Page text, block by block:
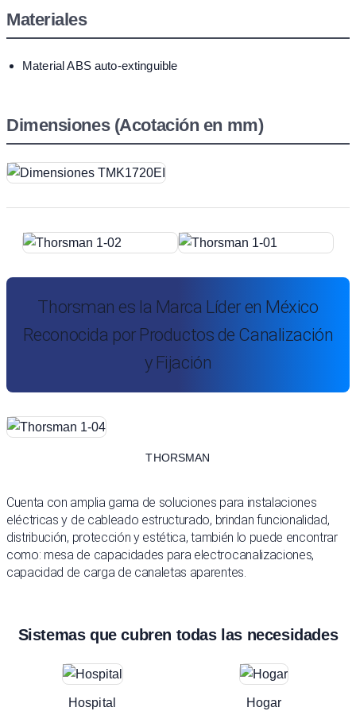
Materiales
Material ABS auto-extinguible
Dimensiones (Acotación en mm)
Thorsman es la Marca Líder en México
Reconocida por Productos de Canalización
y Fijación
THORSMAN
Cuenta con amplia gama de soluciones para instalaciones
eléctricas y de cableado estructurado, brindan funcionalidad,
distribución, protección y estética, también lo puede encontrar
como: mesa de capacidades para electrocanalizaciones,
capacidad de carga de canaletas aparentes.
Sistemas que cubren todas las necesidades
Hospital Hogar